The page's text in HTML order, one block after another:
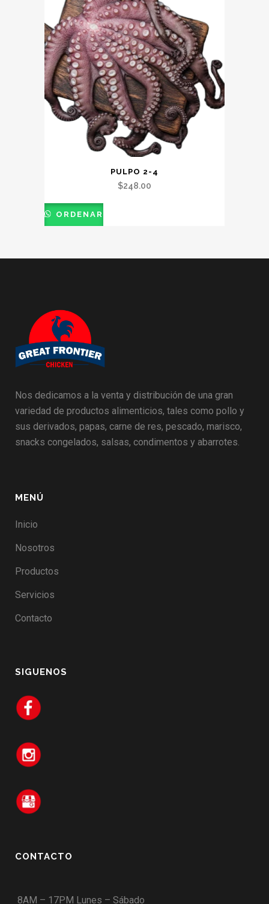
PULPO 2-4
$248.00
ORDENAR
Nos dedicamos a la venta y distribución de una gran
variedad de productos alimenticios, tales como pollo y
sus derivados, papas, carne de res, pescado, marisco,
snacks congelados, salsas, condimentos y abarrotes.
MENÚ
Inicio
Nosotros
Productos
Servicios
Contacto
SIGUENOS
CONTACTO
8AM – 17PM Lunes – Sábado